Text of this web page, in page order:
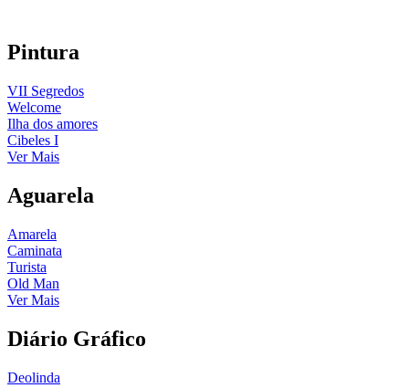
Pintura
VII Segredos
Welcome
Ilha dos amores
Cibeles I
Ver Mais
Aguarela
Amarela
Caminata
Turista
Old Man
Ver Mais
Diário Gráfico
Deolinda